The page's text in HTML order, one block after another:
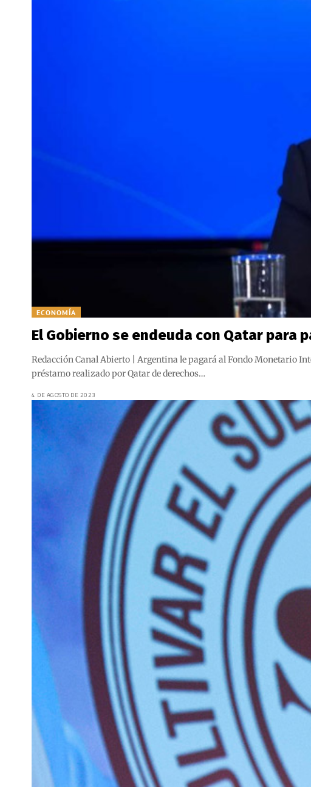
ECONOMÍA
El Gobierno se endeuda con Qatar para
Redacción Canal Abierto | Argentina le pagará al Fondo Monetario
préstamo realizado por Qatar de derechos…
4 DE AGOSTO DE 2023